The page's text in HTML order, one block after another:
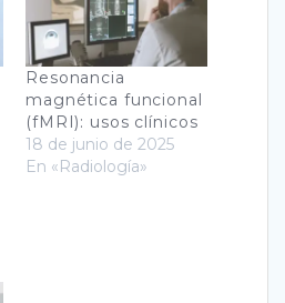
Resonancia
magnética funcional
(fMRI): usos clínicos
18 de junio de 2025
En «Radiología»